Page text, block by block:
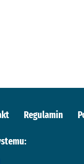
Regulamin